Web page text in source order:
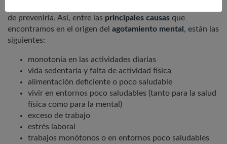
de prevenirla. Así, entre las principales causas que
encontramos en el origen del agotamiento mental , están las
siguientes:
monotonía en las actividades diarias
vida sedentaria y falta de actividad física
alimentación deficiente o poco saludable
vivir en entornos poco saludables (tanto para la salud
física como para la mental)
exceso de trabajo
estrés laboral
trabajos monótonos o en entornos poco saludables